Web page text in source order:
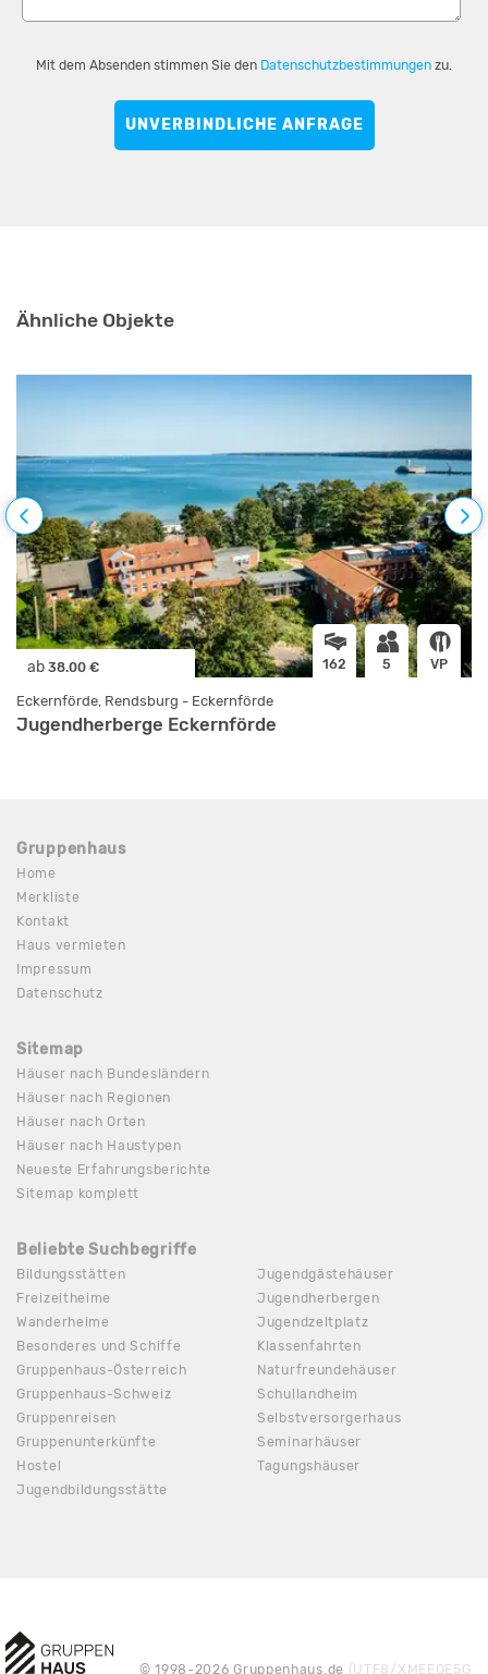
Mit dem Absenden stimmen Sie den Datenschutzbestimmungen zu.
UNVERBINDLICHE ANFRAGE
Ähnliche Objekte
ab 38.00 € 162 5 VP
Eckernförde, Rendsburg - Eckernförde
Jugendherberge Eckernförde
Gruppenhaus
Home
Merkliste
Kontakt
Haus vermieten
Impressum
Datenschutz
Sitemap
Häuser nach Bundesländern
Häuser nach Regionen
Häuser nach Orten
Häuser nach Haustypen
Neueste Erfahrungsberichte
Sitemap komplett
Beliebte Suchbegriffe
Bildungsstätten
Freizeitheime
Wanderheime
Besonderes und Schiffe
Gruppenhaus-Österreich
Gruppenhaus-Schweiz
Gruppenreisen
Gruppenunterkünfte
Hostel
Jugendbildungsstätte
Jugendgästehäuser
Jugendherbergen
Jugendzeltplatz
Klassenfahrten
Naturfreundehäuser
Schullandheim
Selbstversorgerhaus
Seminarhäuser
Tagungshäuser
© 1998-2026 Gruppenhaus.de (UTF8/XMEEQE5G